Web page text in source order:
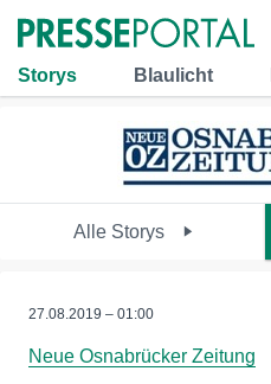
Storys Blaulicht
Alle Storys
27.08.2019 – 01:00
Neue Osnabrücker Zeitung